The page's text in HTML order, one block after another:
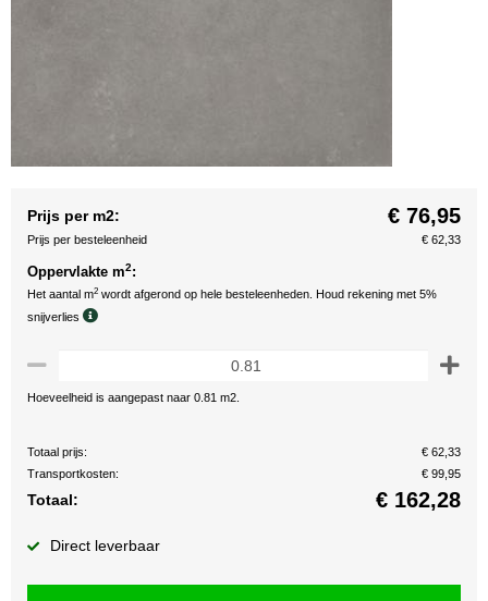
Prijs per m2: € 76,95
Prijs per besteleenheid € 62,33
Oppervlakte m2:
Het aantal m2 wordt afgerond op hele besteleenheden. Houd rekening met 5%
snijverlies
Hoeveelheid is aangepast naar 0.81 m2.
Totaal prijs:
€ 62,33
Transportkosten:
€ 99,95
Totaal: € 162,28
Direct leverbaar